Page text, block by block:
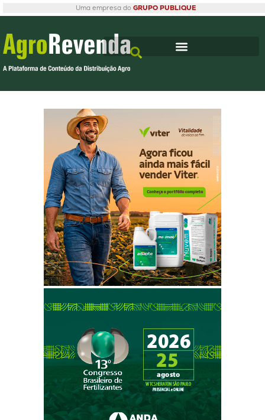
Uma empresa do GRUPO PUBLIQUE